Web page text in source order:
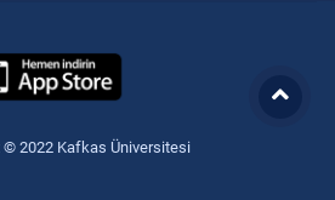
© 2022 Kafkas Üniversitesi